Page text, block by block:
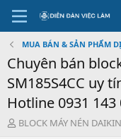
MUA BÁN & SẢN PHẨM
Chuyên bán
SM185S4CC uy
Hotline 0931 143
T
BLOCK MÁY NÉN DAIKIN